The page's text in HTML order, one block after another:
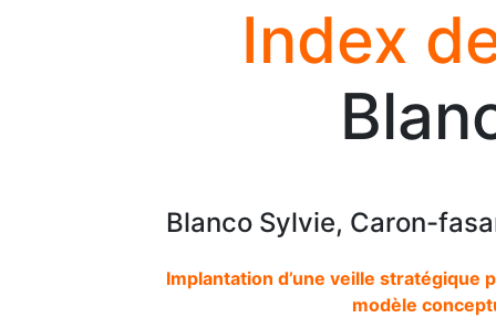
Index
Blanco Sylvie, Caron-
Implantation d’une veille stratégique
modèle